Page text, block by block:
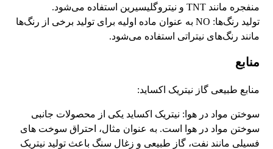
منفجره مانند TNT و نیتروگلیسیرین استفاده می‌شود.
تولید رنگ‌ها: NO به عنوان ماده اولیه برای تولید برخی از رنگ‌ها
مانند رنگ‌های نیتراتی استفاده می‌شود.
منابع
منابع طبیعی گاز نیتریک اکساید:
سوختن مواد در هوا: نیتریک اکساید یکی از محصولات جانبی
سوختن مواد در هوا است. به عنوان مثال، احتراق سوخت های
فسیلی مانند نفت، گاز طبیعی و زغال سنگ باعث تولید نیتریک